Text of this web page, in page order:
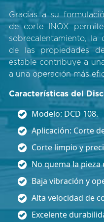
Gracias a su
de corte INOX
sobrecalentamiento, la
de las propiedades
estable contribuye a
a una operación más
Características del
Modelo: DCD 108.
Aplicación: Corte
Corte limpio y
No quema la pieza
Baja vibración y
Alta velocidad de
Excelente